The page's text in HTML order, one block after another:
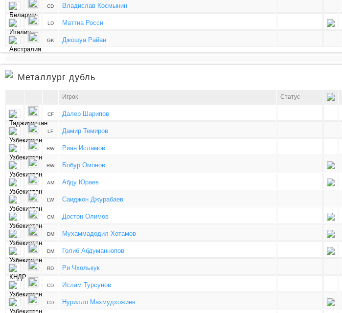
CD Владислав Космынин
LD Маттиа Росси
GK Джошуа Райан
Металлург дубль
Игрок Статус
CF Далер Шарипов
LF Дамир Темиров
RW Риан Исламов
RW Бобур Омонов
AM Aбду Юраев
LW Саиджон Джурабаев
CM Достон Олимов
DM Мухаммадодил Хотамов
DM Голиб Aбдуманнопов
RD Ри Чхолькук
CD Ислам Турсунов
CD Нурилло Махмудхожиев